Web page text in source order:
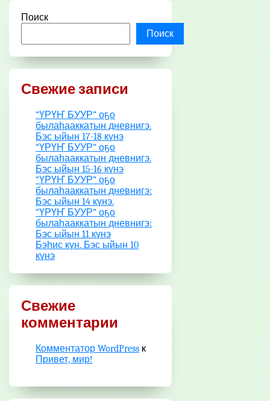
Поиск
Поиск
Свежие записи
“ҮРҮҤ БУУР” оҕо
былаһааккатын дневнигэ.
Бэс ыйын 17-18 күнэ
“ҮРҮҤ БУУР” оҕо
былаһааккатын дневнигэ.
Бэс ыйын 15-16 күнэ
“ҮРҮҤ БУУР” оҕо
былаһааккатын дневнигэ:
Бэс ыйын 14 күнэ.
“ҮРҮҤ БУУР” оҕо
былаһааккатын дневнигэ:
Бэс ыйын 11 күнэ
Бэһис күн. Бэс ыйын 10
күнэ
Свежие
комментарии
Комментатор WordPress к
Привет, мир!